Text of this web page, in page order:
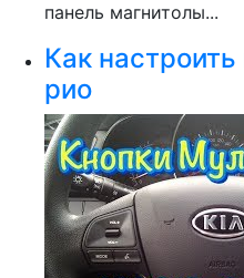
панель магнитолы...
Как
рио